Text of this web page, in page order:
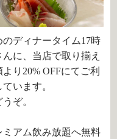
ディナータイム17時
に、当店で取り揃え
り20% OFFにてご利
います。
ぞ。
ミアム飲み放題へ無料